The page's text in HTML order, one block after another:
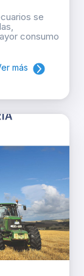
se
consumo
más